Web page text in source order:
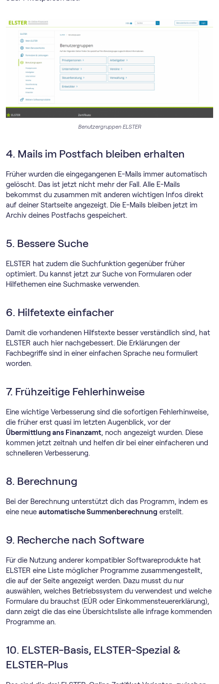
Benutzergruppen ELSTER
4. Mails im Postfach bleiben erhalten
Früher wurden die eingegangenen E-Mails immer automatisch
gelöscht. Das ist jetzt nicht mehr der Fall. Alle E-Mails
bekommst du zusammen mit anderen wichtigen Infos direkt
auf deiner Startseite angezeigt. Die E-Mails bleiben jetzt im
Archiv deines Postfachs gespeichert.
5. Bessere Suche
ELSTER hat zudem die Suchfunktion gegenüber früher
optimiert. Du kannst jetzt zur Suche von Formularen oder
Hilfethemen eine Suchmaske verwenden.
6. Hilfetexte einfacher
Damit die vorhandenen Hilfstexte besser verständlich sind, hat
ELSTER auch hier nachgebessert. Die Erklärungen der
Fachbegriffe sind in einer einfachen Sprache neu formuliert
worden.
7. Frühzeitige Fehlerhinweise
Eine wichtige Verbesserung sind die sofortigen Fehlerhinweise,
die früher erst quasi im letzten Augenblick, vor der
Übermittlung ans Finanzamt, noch angezeigt wurden. Diese
kommen jetzt zeitnah und helfen dir bei einer einfacheren und
schnelleren Verbesserung.
8. Berechnung
Bei der Berechnung unterstützt dich das Programm, indem es
eine neue automatische Summenberechnung erstellt.
9. Recherche nach Software
Für die Nutzung anderer kompatibler Softwareprodukte hat
ELSTER eine Liste möglicher Programme zusammengestellt,
die auf der Seite angezeigt werden. Dazu musst du nur
auswählen, welches Betriebssystem du verwendest und welche
Formulare du brauchst (EÜR oder Einkommensteuererklärung),
dann zeigt die das eine Übersichtsliste alle infrage kommenden
Programme an.
10. ELSTER-Basis, ELSTER-Spezial &
ELSTER-Plus